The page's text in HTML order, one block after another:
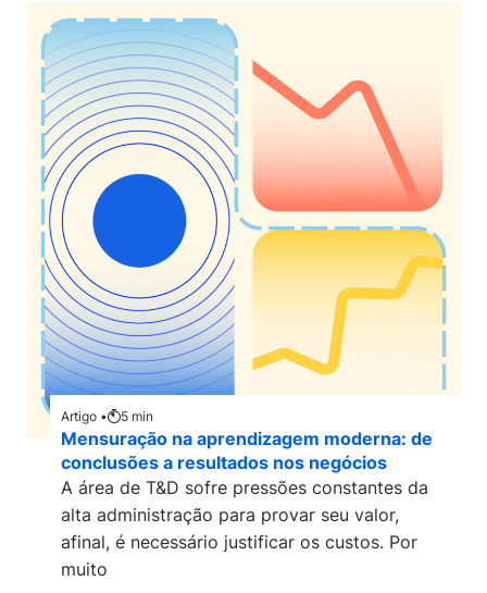
Artigo • 5 min
Mensuração na aprendizagem moderna: de
conclusões a resultados nos negócios
A área de T&D sofre pressões constantes da
alta administração para provar seu valor,
afinal, é necessário justificar os custos. Por
muito